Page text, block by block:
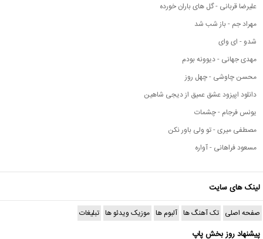
علیرضا قربانی - گل های باران خورده
مهراد جم - باز شب شد
شدو - ای وای
مهدی جهانی - دیوونه بودم
محسن چاوشی - چهل روز
دانلود اپیزود عشق عمیق از دیجی شاهین
یونس فرجام - چشمات
مصطفی میری - تو ولی باور نکن
مسعود فراهانی - آواره
لینک های سایت
صفحه اصلی تک آهنگ ها آلبوم ها موزیک ویدئو ها تبلیغات
پیشنهاد روز بخش پاپ